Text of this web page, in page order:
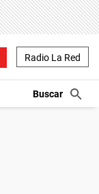
Radio La Red